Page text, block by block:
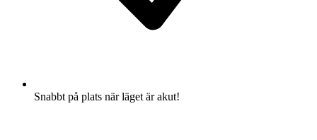
Snabbt på plats när läget är akut!